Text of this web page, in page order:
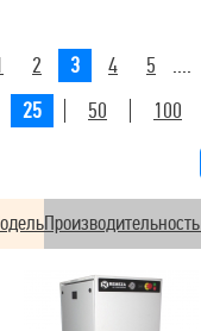
2 3 4 5 ....
25 50 100
Производительность